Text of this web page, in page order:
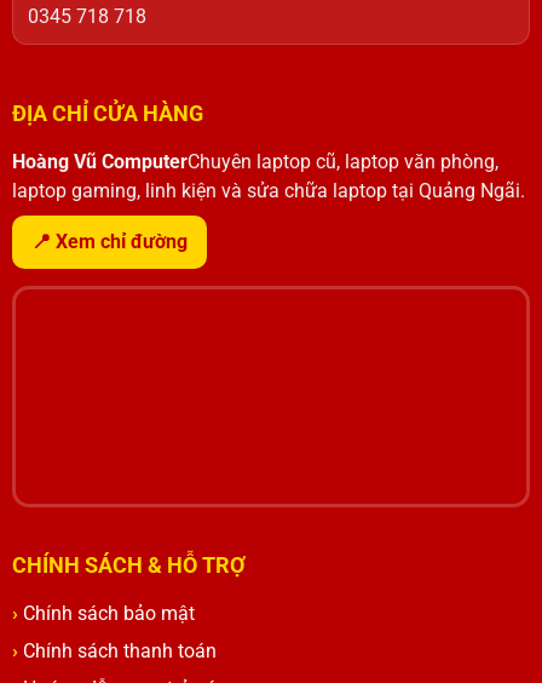
0345 718 718
ĐỊA CHỈ CỬA HÀNG
Hoàng Vũ ComputerChuyên laptop cũ, laptop văn phòng,
laptop gaming, linh kiện và sửa chữa laptop tại Quảng Ngãi.
📍 Xem chỉ đường
CHÍNH SÁCH & HỖ TRỢ
Chính sách bảo mật
Chính sách thanh toán